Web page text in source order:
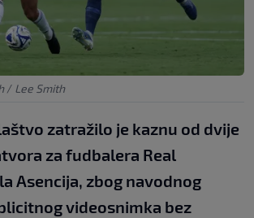
/ Lee Smith
zatražilo je kaznu od dvije
za fudbalera Real
Asencija, zbog navodnog
videosnimka bez